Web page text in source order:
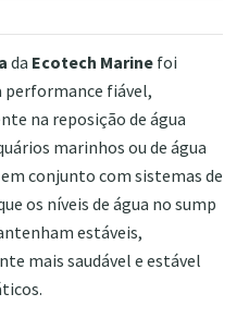
da Ecotech Marine foi
performance fiável,
na reposição de água
marinhos ou de água
conjunto com sistemas de
os níveis de água no sump
estáveis,
mais saudável e estável